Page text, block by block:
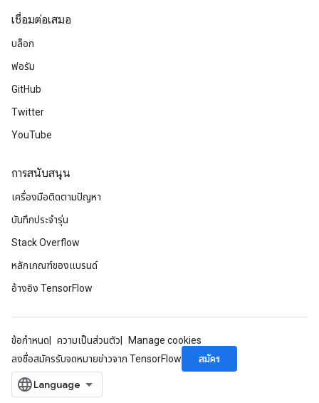
เชื่อมต่อเสมอ
บล็อก
ฟอรัม
GitHub
Twitter
YouTube
การสนับสนุน
เครื่องมือติดตามปัญหา
บันทึกประจำรุ่น
Stack Overflow
หลักเกณฑ์ของแบรนด์
อ้างอิง TensorFlow
ข้อกำหนด ความเป็นส่วนตัว
Manage cookies
ลงชื่อสมัครรับจดหมายข่าวจาก TensorFlow
สมัคร